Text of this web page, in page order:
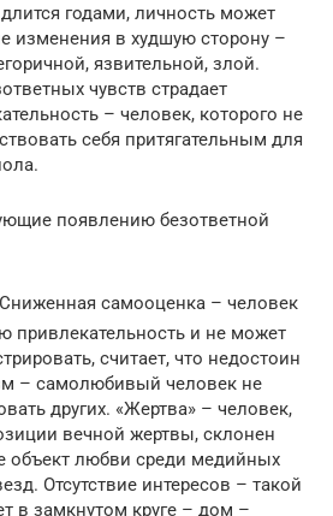
годами, личность может
изменения в худшую сторону –
язвительной, злой.
чувств страдает
– человек, которого не
себя притягательным для
появлению безответной
Сниженная самооценка – человек
привлекательность и не может
считает, что недостоин
– самолюбивый человек не
других. «Жертва» – человек,
вечной жертвы, склонен
объект любви среди медийных
Отсутствие интересов – такой
в замкнутом круге – дом –